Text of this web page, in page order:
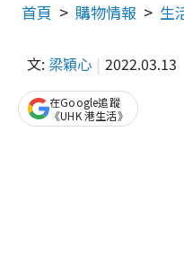
首頁 購物情報 生
文: 梁穎心 2022.03.13
在Google追蹤
《UHK 港生活》